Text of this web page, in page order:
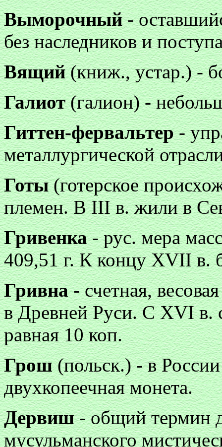
Выморочный-
без наследников и
Вящий(книж., устар.) -
Галиот(галион) -
Гиттен-фервальтер-
металлургической
Готы(готерское
племен. В III в. жили в
Гривенка- рус. мера
409,51 г. К концу XVII в.
Гривна- счетная,
в Древней Руси. С XVI в.
равная 10 коп.
Грош(польск.) - в
двухкопеечная монета.
Дервиш- общий термин
мусульманского